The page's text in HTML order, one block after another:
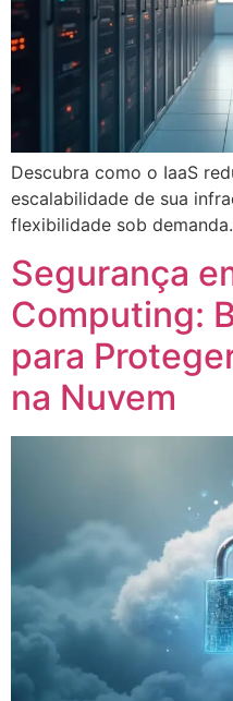
Descubra como o IaaS
escalabilidade de sua
flexibilidade sob demanda.
Segurança
Computing:
para
na Nuvem